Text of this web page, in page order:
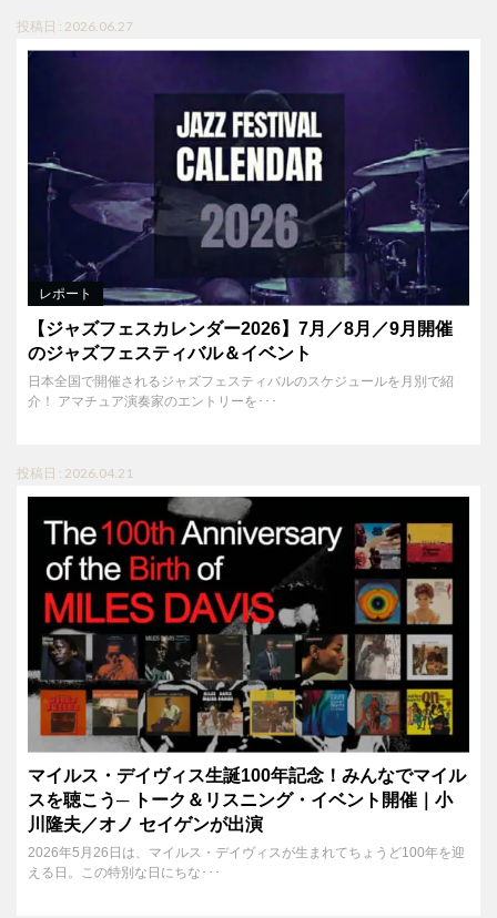
投稿日 : 2026.06.27
レポート
【ジャズフェスカレンダー2026】7月／8月／9月開催
のジャズフェスティバル＆イベント
日本全国で開催されるジャズフェスティバルのスケジュールを月別で紹
介！ アマチュア演奏家のエントリーを･･･
投稿日 : 2026.04.21
マイルス・デイヴィス生誕100年記念！みんなでマイル
スを聴こう─ トーク＆リスニング・イベント開催｜小
川隆夫／オノ セイゲンが出演
2026年5月26日は、マイルス・デイヴィスが生まれてちょうど100年を迎
える日。この特別な日にちな･･･